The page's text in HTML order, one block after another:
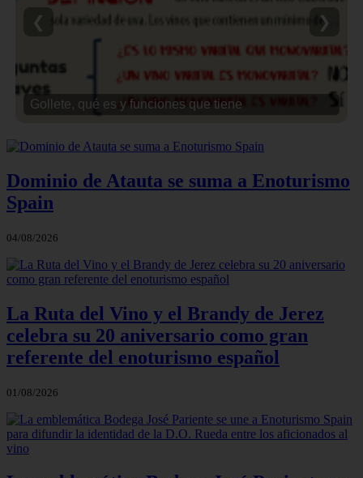
Gollete, qué es y funciones que tiene
❮ ❯
Dominio de Atauta se suma a Enoturismo
Spain
04/08/2026
La Ruta del Vino y el Brandy de Jerez
celebra su 20 aniversario como gran
referente del enoturismo español
01/08/2026